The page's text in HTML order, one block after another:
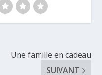
Une famille en cadeau
SUIVANT